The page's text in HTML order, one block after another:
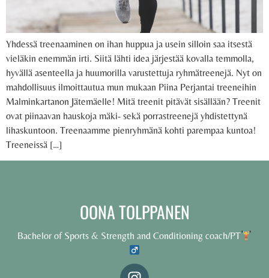
Yhdessä treenaaminen on ihan huppua ja usein silloin saa itsestä
vieläkin enemmän irti. Siitä lähti idea järjestää kovalla temmolla,
hyvällä asenteella ja huumorilla varustettuja ryhmätreenejä. Nyt on
mahdollisuus ilmoittautua mun mukaan Piina Perjantai treeneihin
Malminkartanon Jätemäelle! Mitä treenit pitävät sisällään? Treenit
ovat piinaavan hauskoja mäki- sekä porrastreenejä yhdistettynä
lihaskuntoon. Treenaamme pienryhmänä kohti parempaa kuntoa!
Treeneissä […]
OONA TOLPPANEN
Bachelor of Sports & Strength and Conditioning coach/PT